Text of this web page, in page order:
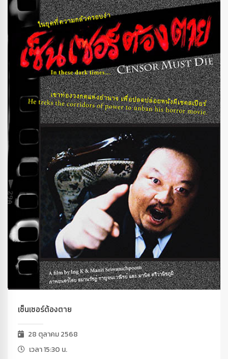
เซ็นเซอร์ต้องตาย
28 ตุลาคม 2568
เวลา 15:30 น.